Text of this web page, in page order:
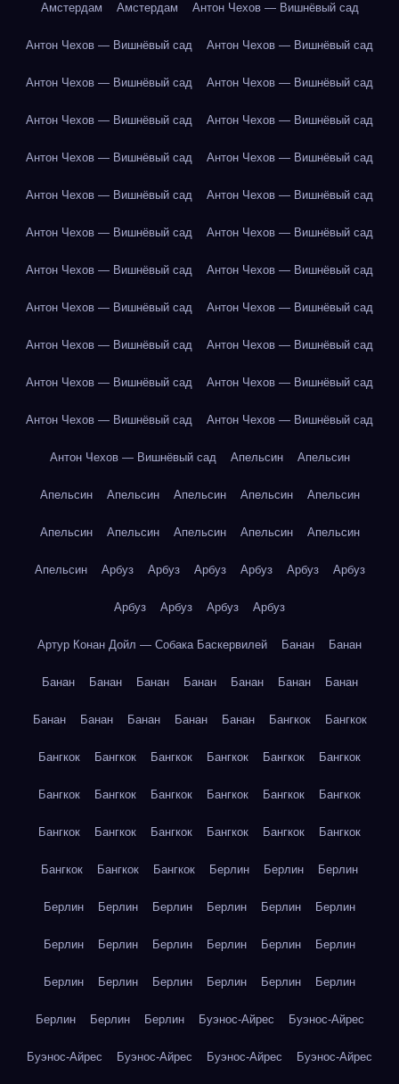
Амстердам Амстердам Антон Чехов — Вишнёвый сад
Антон Чехов — Вишнёвый сад Антон Чехов — Вишнёвый сад
Антон Чехов — Вишнёвый сад Антон Чехов — Вишнёвый сад
Антон Чехов — Вишнёвый сад Антон Чехов — Вишнёвый сад
Антон Чехов — Вишнёвый сад Антон Чехов — Вишнёвый сад
Антон Чехов — Вишнёвый сад Антон Чехов — Вишнёвый сад
Антон Чехов — Вишнёвый сад Антон Чехов — Вишнёвый сад
Антон Чехов — Вишнёвый сад Антон Чехов — Вишнёвый сад
Антон Чехов — Вишнёвый сад Антон Чехов — Вишнёвый сад
Антон Чехов — Вишнёвый сад Антон Чехов — Вишнёвый сад
Антон Чехов — Вишнёвый сад Антон Чехов — Вишнёвый сад
Антон Чехов — Вишнёвый сад Антон Чехов — Вишнёвый сад
Антон Чехов — Вишнёвый сад Апельсин Апельсин
Апельсин Апельсин Апельсин Апельсин Апельсин
Апельсин Апельсин Апельсин Апельсин Апельсин
Апельсин Арбуз Арбуз Арбуз Арбуз Арбуз Арбуз
Арбуз Арбуз Арбуз Арбуз
Артур Конан Дойл — Собака Баскервилей Банан Банан
Банан Банан Банан Банан Банан Банан Банан
Банан Банан Банан Банан Банан Бангкок Бангкок
Бангкок Бангкок Бангкок Бангкок Бангкок Бангкок
Бангкок Бангкок Бангкок Бангкок Бангкок Бангкок
Бангкок Бангкок Бангкок Бангкок Бангкок Бангкок
Бангкок Бангкок Бангкок Берлин Берлин Берлин
Берлин Берлин Берлин Берлин Берлин Берлин
Берлин Берлин Берлин Берлин Берлин Берлин
Берлин Берлин Берлин Берлин Берлин Берлин
Берлин Берлин Берлин Буэнос-Айрес Буэнос-Айрес
Буэнос-Айрес Буэнос-Айрес Буэнос-Айрес Буэнос-Айрес